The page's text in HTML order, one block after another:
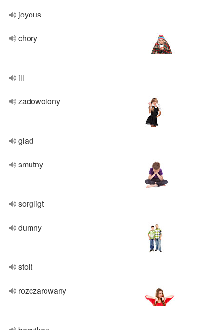
joyous
chory
ill
zadowolony
glad
smutny
sorgligt
dumny
stolt
rozczarowany